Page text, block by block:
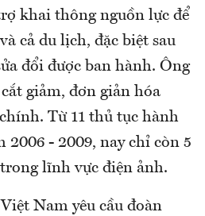
khai thông nguồn lực để
cả du lịch, đặc biệt sau
đổi được ban hành. Ông
giảm, đơn giản hóa
Từ 11 thủ tục hành
2006 - 2009, nay chỉ còn 5
lĩnh vực điện ảnh.
Nam yêu cầu đoàn